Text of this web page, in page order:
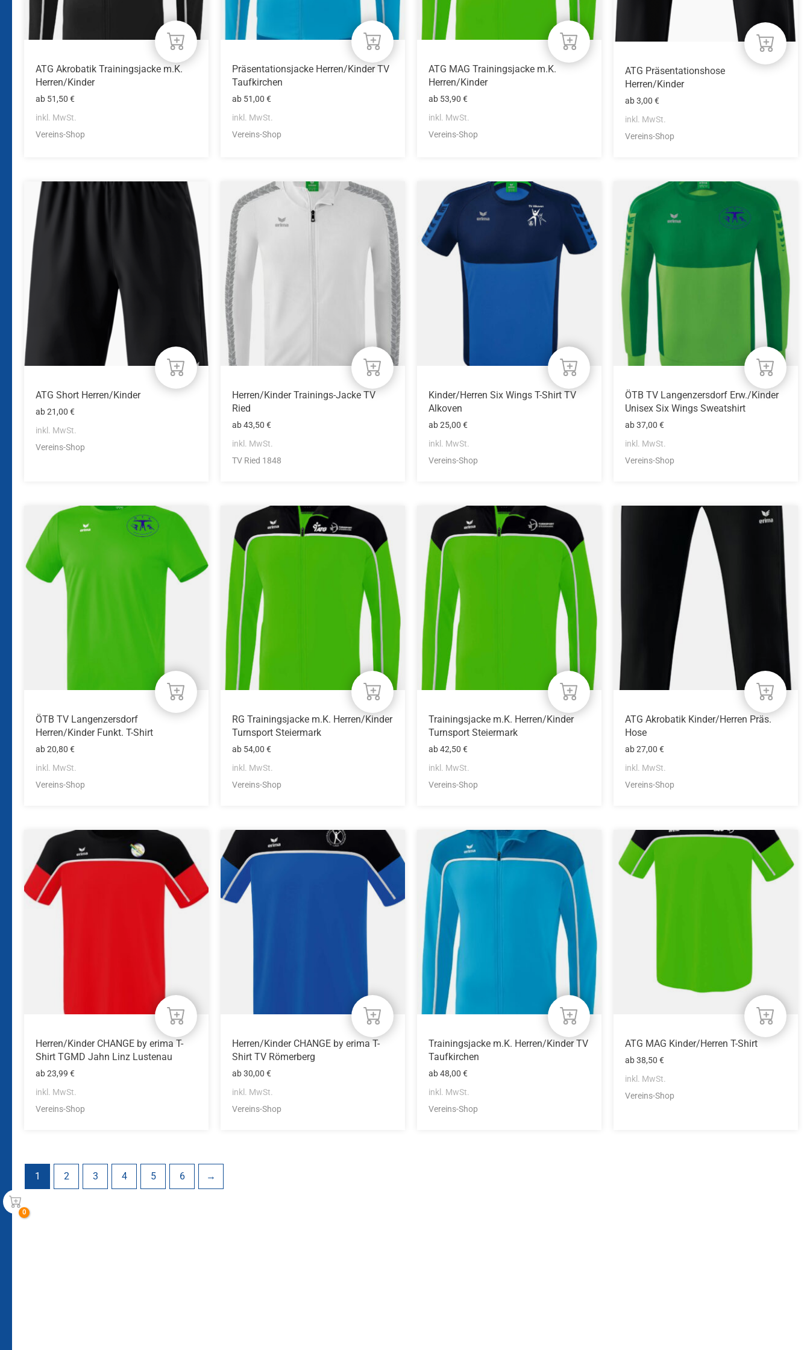
Produktseite
gewählt
werden
ATG Akrobatik Trainingsjacke m.K.
Herren/Kinder
ab 51,50€
inkl. MwSt.
Vereins-Shop
Produktseite
gewählt
werden
Präsentationsjacke Herren/Kinder TV
Taufkirchen
ab 51,00€
inkl. MwSt.
Vereins-Shop
Produktseite
gewählt
werden
ATG MAG Trainingsjacke m.K.
Herren/Kinder
ab 53,90€
inkl. MwSt.
Vereins-Shop
Produktseite
ATG Präsentationshose
Herren/Kinder
ab3,00€
inkl. MwSt.
Vereins-Shop
Dieses
Produkt
weist
mehrere
ATG Short Herren/Kinder
ab21,00€
inkl. MwSt.
Vereins-Shop
Dieses
Produkt
weist
mehrere
Varianten
auf.
Die
Optionen
können
auf
der
Produktseite
gewählt
werden
Herren/Kinder Trainings-Jacke TV
Ried
ab43,50€
inkl. MwSt.
TV Ried 1848
Produkt
weist
mehrere
Varianten
auf.
Optionen
Produktseite
Kinder/Herren Six Wings T-Shirt TV
Alkoven
ab25,00€
inkl. MwSt.
Vereins-Shop
Dieses
Produkt
weist
mehrere
Varianten
auf.
Die
Optionen
können
der
Produktseite
gewählt
werden
ÖTB TV Langenzersdorf Erw./Kinder
Unisex Six Wings Sweatshirt
ab37,00€
inkl. MwSt.
Vereins-Shop
Dieses
Produkt
weist
mehrere
Varianten
auf.
ÖTB TV Langenzersdorf
Herren/Kinder Funkt. T-Shirt
ab20,80€
inkl. MwSt.
Vereins-Shop
Dieses
Produkt
weist
mehrere
Varianten
auf.
Die
Optionen
können
auf
Produktseite
gewählt
werden
RG Trainingsjacke m.K. Herren/Kinder
Turnsport Steiermark
ab 54,00€
inkl. MwSt.
Vereins-Shop
Dieses
Produkt
weist
mehrere
Varianten
auf.
Die
Optionen
können
auf
Produktseite
gewählt
werden
Trainingsjacke m.K. Herren/Kinder
Turnsport Steiermark
ab42,50€
inkl. MwSt.
Vereins-Shop
Produktseite
ATG Akrobatik Kinder/Herren Präs.
Hose
ab27,00€
inkl. MwSt.
Vereins-Shop
Dieses
Produkt
weist
mehrere
Varianten
auf.
Optionen
werden
Herren/Kinder CHANGE by erima T-
Shirt TGMD Jahn Linz Lustenau
ab23,99€
inkl. MwSt.
Vereins-Shop
Dieses
weist
mehrere
Varianten
auf.
Optionen
Herren/Kinder CHANGE by erima T-
Shirt TV Römerberg
ab30,00€
inkl. MwSt.
Vereins-Shop
Dieses
Produkt
weist
mehrere
Varianten
auf.
Die
Optionen
können
auf
Produktseite
gewählt
werden
Trainingsjacke m.K. Herren/Kinder TV
Taufkirchen
ab48,00€
inkl. MwSt.
Vereins-Shop
Dieses
Produkt
weist
mehrere
Varianten
Produktseite
ATG MAG Kinder/Herren T-Shirt
ab38,50€
inkl. MwSt.
Vereins-Shop
1 2 3 4 5 6 →